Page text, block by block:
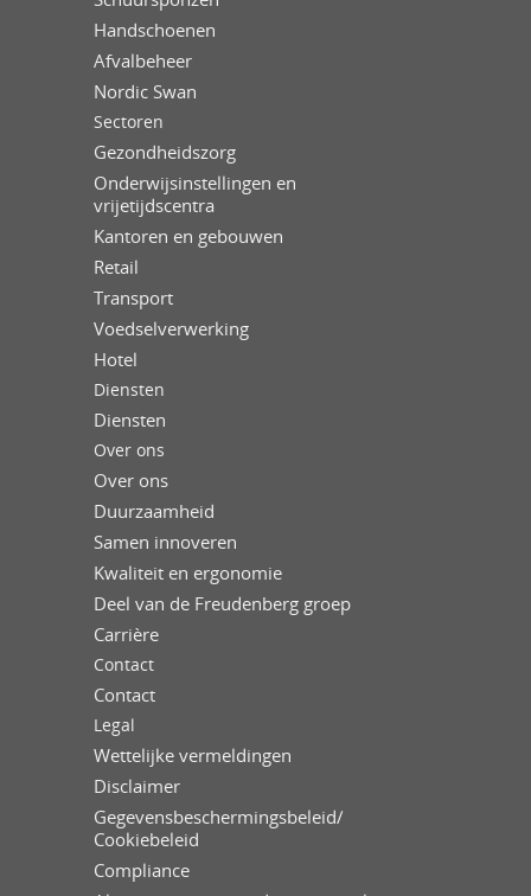
Handschoenen
Afvalbeheer
Nordic Swan
Sectoren
Gezondheidszorg
Onderwijsinstellingen en
vrijetijdscentra
Kantoren en gebouwen
Retail
Transport
Voedselverwerking
Hotel
Diensten
Diensten
Over ons
Over ons
Duurzaamheid
Samen innoveren
Kwaliteit en ergonomie
Deel van de Freudenberg groep
Carrière
Contact
Contact
Legal
Wettelijke vermeldingen
Disclaimer
Gegevensbeschermingsbeleid/
Cookiebeleid
Compliance